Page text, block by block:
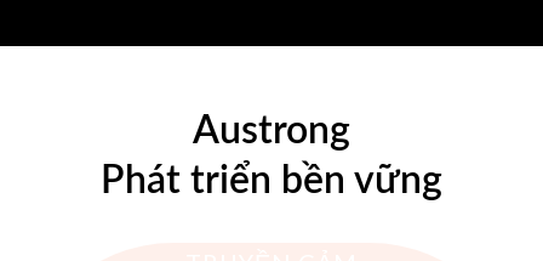
Austrong
Phát triển bền vững